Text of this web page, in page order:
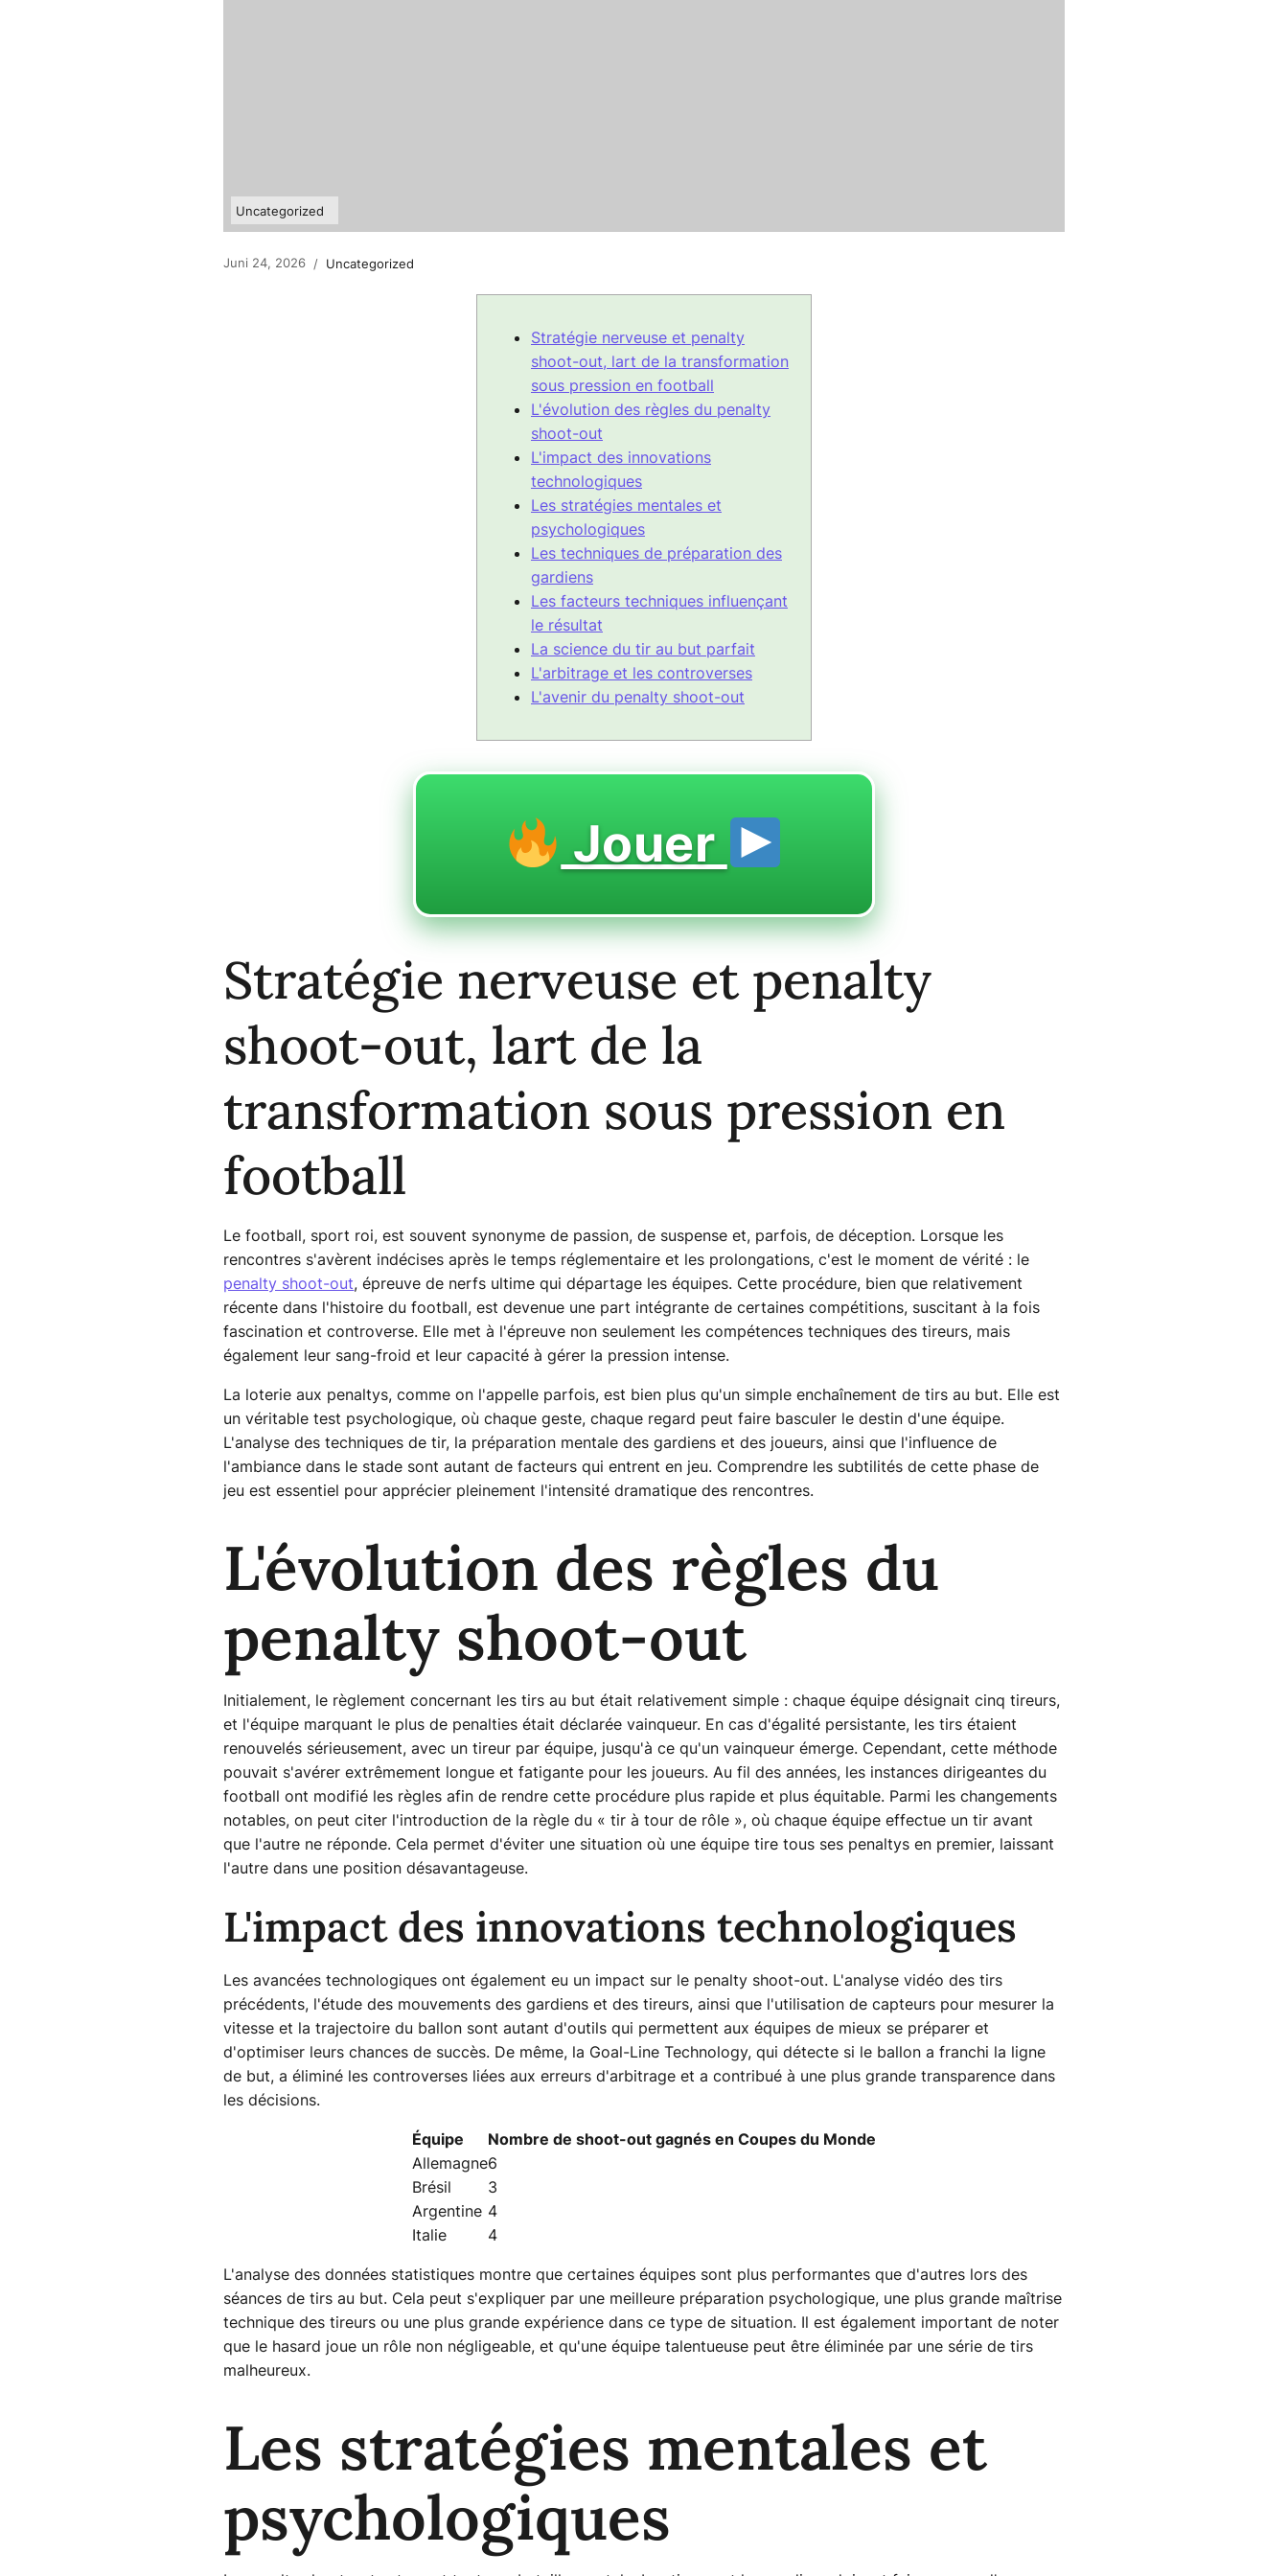
Uncategorized
Juni 24, 2026 / Uncategorized
Stratégie nerveuse et penalty
shoot-out, lart de la transformation
sous pression en football
L'évolution des règles du penalty
shoot-out
L'impact des innovations
technologiques
Les stratégies mentales et
psychologiques
Les techniques de préparation des
gardiens
Les facteurs techniques influençant
le résultat
La science du tir au but parfait
L'arbitrage et les controverses
L'avenir du penalty shoot-out
Jouer
Stratégie nerveuse et penalty
shoot-out, lart de la
transformation sous pression en
football
Le football, sport roi, est souvent synonyme de passion, de suspense et, parfois, de déception. Lorsque les
rencontres s'avèrent indécises après le temps réglementaire et les prolongations, c'est le moment de vérité : le
penalty shoot-out, épreuve de nerfs ultime qui départage les équipes. Cette procédure, bien que relativement
récente dans l'histoire du football, est devenue une part intégrante de certaines compétitions, suscitant à la fois
fascination et controverse. Elle met à l'épreuve non seulement les compétences techniques des tireurs, mais
également leur sang-froid et leur capacité à gérer la pression intense.
La loterie aux penaltys, comme on l'appelle parfois, est bien plus qu'un simple enchaînement de tirs au but. Elle est
un véritable test psychologique, où chaque geste, chaque regard peut faire basculer le destin d'une équipe.
L'analyse des techniques de tir, la préparation mentale des gardiens et des joueurs, ainsi que l'influence de
l'ambiance dans le stade sont autant de facteurs qui entrent en jeu. Comprendre les subtilités de cette phase de
jeu est essentiel pour apprécier pleinement l'intensité dramatique des rencontres.
L'évolution des règles du
penalty shoot-out
Initialement, le règlement concernant les tirs au but était relativement simple : chaque équipe désignait cinq tireurs,
et l'équipe marquant le plus de penalties était déclarée vainqueur. En cas d'égalité persistante, les tirs étaient
renouvelés sérieusement, avec un tireur par équipe, jusqu'à ce qu'un vainqueur émerge. Cependant, cette méthode
pouvait s'avérer extrêmement longue et fatigante pour les joueurs. Au fil des années, les instances dirigeantes du
football ont modifié les règles afin de rendre cette procédure plus rapide et plus équitable. Parmi les changements
notables, on peut citer l'introduction de la règle du « tir à tour de rôle », où chaque équipe effectue un tir avant
que l'autre ne réponde. Cela permet d'éviter une situation où une équipe tire tous ses penaltys en premier, laissant
l'autre dans une position désavantageuse.
L'impact des innovations technologiques
Les avancées technologiques ont également eu un impact sur le penalty shoot-out. L'analyse vidéo des tirs
précédents, l'étude des mouvements des gardiens et des tireurs, ainsi que l'utilisation de capteurs pour mesurer la
vitesse et la trajectoire du ballon sont autant d'outils qui permettent aux équipes de mieux se préparer et
d'optimiser leurs chances de succès. De même, la Goal-Line Technology, qui détecte si le ballon a franchi la ligne
de but, a éliminé les controverses liées aux erreurs d'arbitrage et a contribué à une plus grande transparence dans
les décisions.
Équipe
Nombre de shoot-out gagnés en Coupes du Monde
Allemagne6
Brésil
3
Argentine 4
Italie
4
L'analyse des données statistiques montre que certaines équipes sont plus performantes que d'autres lors des
séances de tirs au but. Cela peut s'expliquer par une meilleure préparation psychologique, une plus grande maîtrise
technique des tireurs ou une plus grande expérience dans ce type de situation. Il est également important de noter
que le hasard joue un rôle non négligeable, et qu'une équipe talentueuse peut être éliminée par une série de tirs
malheureux.
Les stratégies mentales et
psychologiques